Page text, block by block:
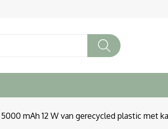
mAh 12 W van gerecycled plastic met